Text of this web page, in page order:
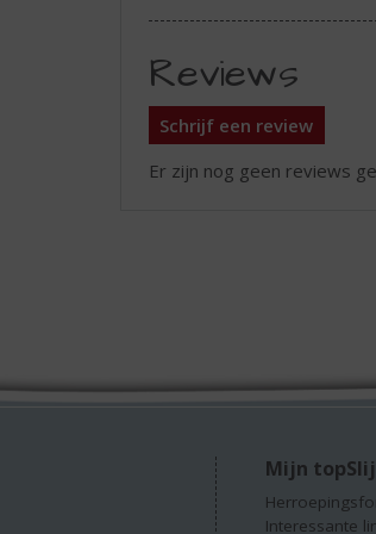
Reviews
Schrijf een review
Er zijn nog geen reviews
Mijn
Interessante